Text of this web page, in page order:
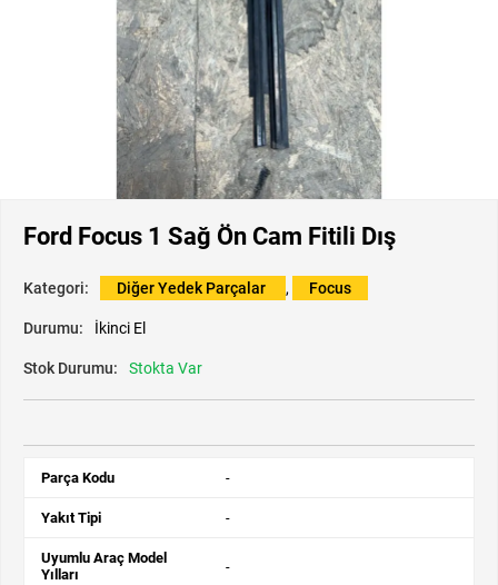
Ford Focus 1 Sağ Ön Cam Fitili Dış
Kategori: Diğer Yedek Parçalar , Focus
Durumu: İkinci El
Stok Durumu: Stokta Var
Parça Kodu -
Yakıt Tipi -
Uyumlu Araç Model
Yılları
-